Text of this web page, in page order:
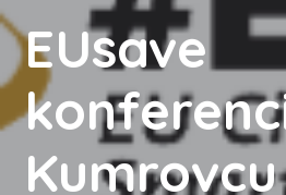
EUsave
Kumrovcu